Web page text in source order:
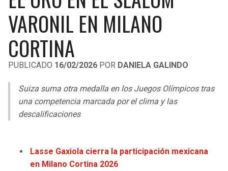
LIGA DE EXPANSIÓN MX
LEAGUES CUP
UEFA EUROPA LEAGUE
UEFA CONFERENCE LEAGUE
MLS
COPA SUDAMERICANA
LIGA BETPLAY
VARONIL EN MILANO
CORTINA
PUBLICADO 16/02/2026 POR DANIELA GALINDO
Suiza suma otra medalla en los Juegos Olímpicos tras
una competencia marcada por el clima y las
descalificaciones
Lasse Gaxiola cierra la participación mexicana
en Milano Cortina 2026